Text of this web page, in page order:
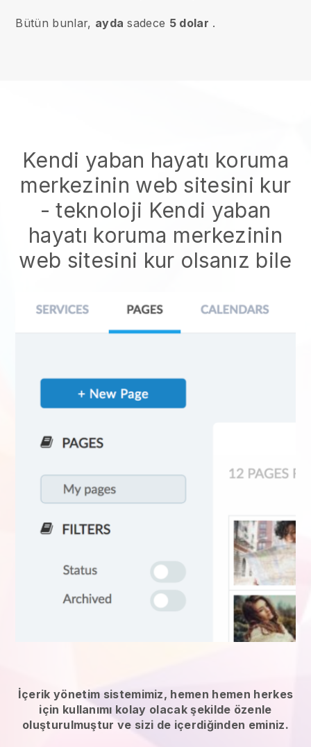
Bütün bunlar, ayda sadece 5 dolar .
Kendi yaban hayatı koruma
merkezinin web sitesini kur
- teknoloji Kendi yaban
hayatı koruma merkezinin
web sitesini kur olsanız bile
İçerik yönetim sistemimiz, hemen hemen herkes
için kullanımı kolay olacak şekilde özenle
oluşturulmuştur ve sizi de içerdiğinden eminiz.